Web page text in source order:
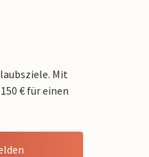
Mit
€ für einen